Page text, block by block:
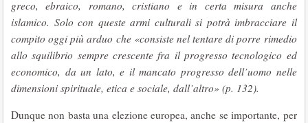
greco, ebraico, romano, cristiano e in certa misura anche
islamico. Solo con queste armi culturali si potrà imbracciare il
compito oggi più arduo che «consiste nel tentare di porre rimedio
allo squilibrio sempre crescente fra il progresso tecnologico ed
economico, da un lato, e il mancato progresso dell’uomo nelle
dimensioni spirituale, etica e sociale, dall’altro» (p. 132).
Dunque non basta una elezione europea, anche se importante, per